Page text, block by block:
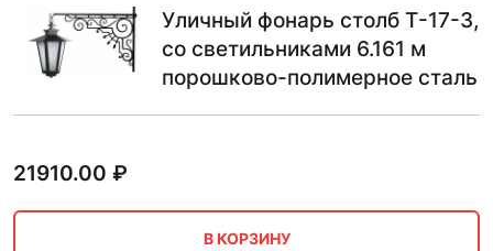
Уличный фонарь столб Т-17-3,
со светильниками 6.161 м
порошково-полимерное сталь
21910.00 ₽
В КОРЗИНУ